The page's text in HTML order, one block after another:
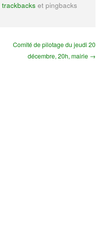
trackbacks et pingbacks
Comité de pilotage du jeudi 20
décembre, 20h, mairie →